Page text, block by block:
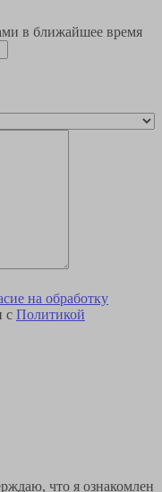
в ближайшее время
на обработку
с Политикой
что я ознакомлен